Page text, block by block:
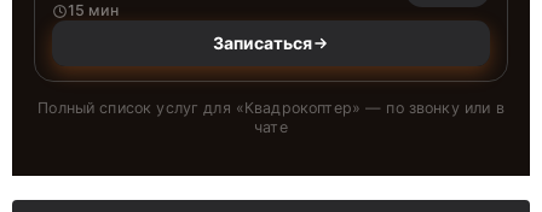
15 мин
Записаться
Полный список услуг для «Квадрокоптер» — по звонку или в
чате